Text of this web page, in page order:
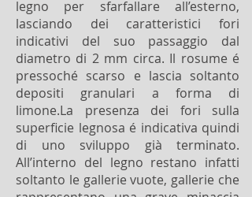
legno per sfarfallare all’esterno,
lasciando dei caratteristici fori
indicativi del suo passaggio dal
diametro di 2 mm circa. Il rosume é
pressoché scarso e lascia soltanto
depositi granulari a forma di
limone.La presenza dei fori sulla
superficie legnosa é indicativa quindi
di uno sviluppo già terminato.
All’interno del legno restano infatti
soltanto le gallerie vuote, gallerie che